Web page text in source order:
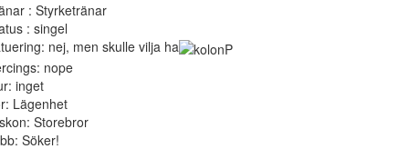
: Styrketränar
: singel
nej, men skulle vilja ha
nope
inget
Lägenhet
Storebror
Söker!